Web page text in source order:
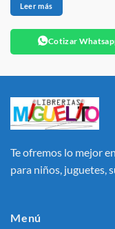
Leer más
Cotizar
Te ofremos lo mejor
para niños, juguetes,
Menú